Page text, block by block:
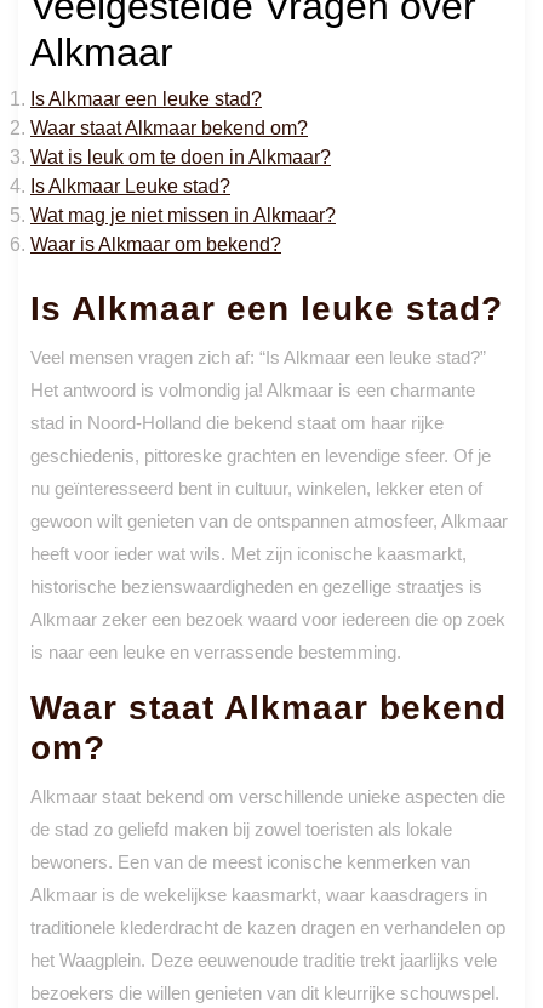
Alkmaar
Is Alkmaar een leuke stad?
Waar staat Alkmaar bekend om?
Wat is leuk om te doen in Alkmaar?
Is Alkmaar Leuke stad?
Wat mag je niet missen in Alkmaar?
Waar is Alkmaar om bekend?
Is Alkmaar een leuke stad?
Veel mensen vragen zich af: “Is Alkmaar een leuke stad?”
Het antwoord is volmondig ja! Alkmaar is een charmante
stad in Noord-Holland die bekend staat om haar rijke
geschiedenis, pittoreske grachten en levendige sfeer. Of je
nu geïnteresseerd bent in cultuur, winkelen, lekker eten of
gewoon wilt genieten van de ontspannen atmosfeer, Alkmaar
heeft voor ieder wat wils. Met zijn iconische kaasmarkt,
historische bezienswaardigheden en gezellige straatjes is
Alkmaar zeker een bezoek waard voor iedereen die op zoek
is naar een leuke en verrassende bestemming.
Waar staat Alkmaar bekend
om?
Alkmaar staat bekend om verschillende unieke aspecten die
de stad zo geliefd maken bij zowel toeristen als lokale
bewoners. Een van de meest iconische kenmerken van
Alkmaar is de wekelijkse kaasmarkt, waar kaasdragers in
traditionele klederdracht de kazen dragen en verhandelen op
het Waagplein. Deze eeuwenoude traditie trekt jaarlijks vele
bezoekers die willen genieten van dit kleurrijke schouwspel.